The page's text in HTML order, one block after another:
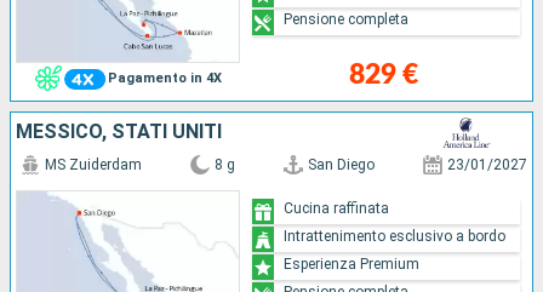
Pagamento in 4X 829 €
Pensione completa
MESSICO, STATI UNITI
MS Zuiderdam 8 g San Diego 23/01/2027
Cucina raffinata
Intrattenimento esclusivo a bordo
Esperienza Premium